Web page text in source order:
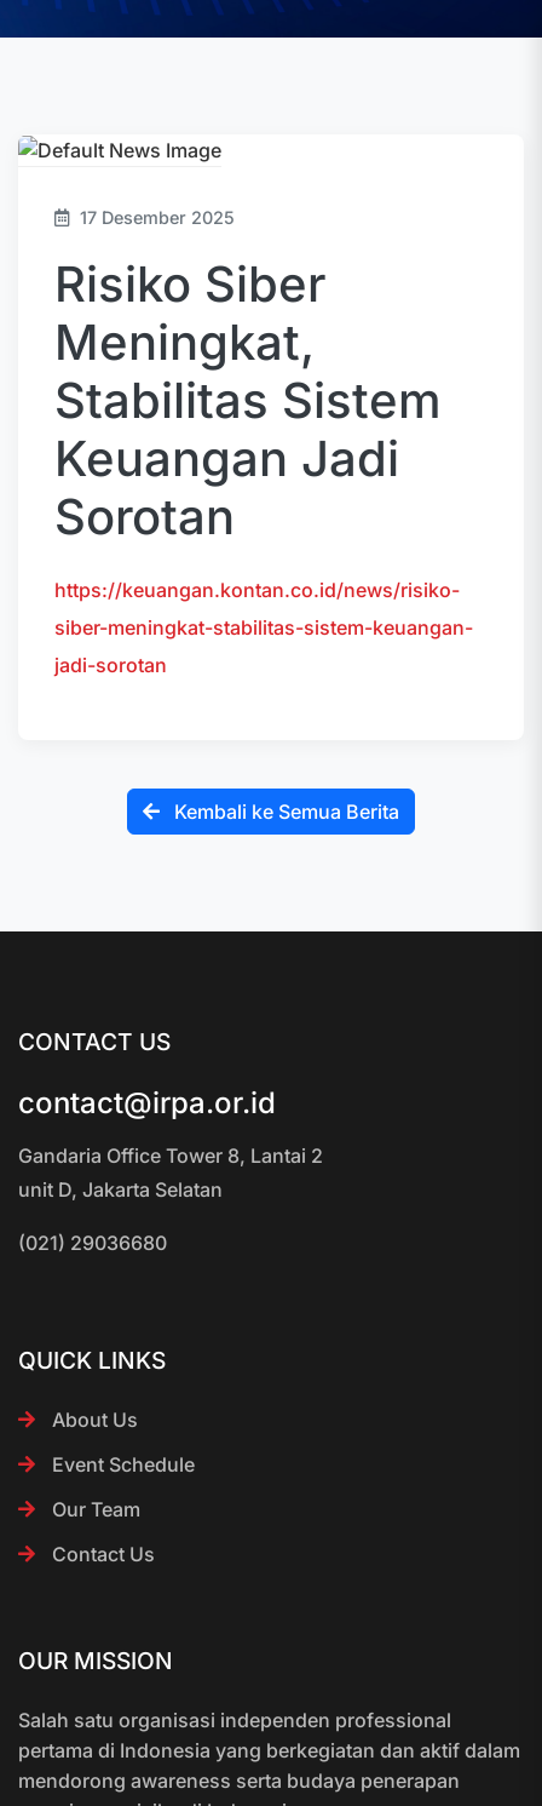
17 Desember 2025
Risiko Siber
Meningkat,
Stabilitas Sistem
Keuangan Jadi
Sorotan
https://keuangan.kontan.co.id/news/risiko-
siber-meningkat-stabilitas-sistem-keuangan-
jadi-sorotan
Kembali ke Semua Berita
CONTACT US
contact@irpa.or.id
Gandaria Office Tower 8, Lantai 2
unit D, Jakarta Selatan
(021) 29036680
QUICK LINKS
About Us
Event Schedule
Our Team
Contact Us
OUR MISSION
Salah satu organisasi independen professional
pertama di Indonesia yang berkegiatan dan aktif dalam
mendorong awareness serta budaya penerapan